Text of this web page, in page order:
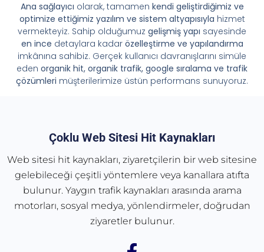
Ana sağlayıcı olarak, tamamen kendi geliştirdiğimiz ve
optimize ettiğimiz yazılım ve sistem altyapısıyla hizmet
vermekteyiz. Sahip olduğumuz gelişmiş yapı sayesinde
en ince detaylara kadar özelleştirme ve yapılandırma
imkânına sahibiz. Gerçek kullanıcı davranışlarını simüle
eden organik hit, organik trafik, google sıralama ve trafik
çözümleri müşterilerimize üstün performans sunuyoruz.
Çoklu Web Sitesi Hit Kaynakları
Web sitesi hit kaynakları, ziyaretçilerin bir web sitesine
gelebileceği çeşitli yöntemlere veya kanallara atıfta
bulunur. Yaygın trafik kaynakları arasında arama
motorları, sosyal medya, yönlendirmeler, doğrudan
ziyaretler bulunur.